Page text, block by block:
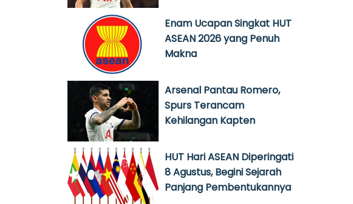
Enam Ucapan Singkat HUT
ASEAN 2026 yang Penuh
Makna
Arsenal Pantau Romero,
Spurs Terancam
Kehilangan Kapten
HUT Hari ASEAN Diperingati
8 Agustus, Begini Sejarah
Panjang Pembentukannya